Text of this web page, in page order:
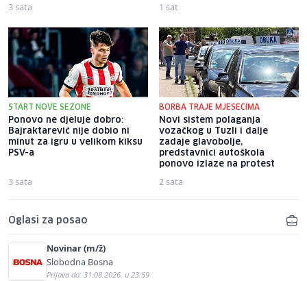
3 sata 1 sat
START NOVE SEZONE
Ponovo ne djeluje dobro:
Bajraktarević nije dobio ni
minut za igru u velikom kiksu
PSV-a
3 sata
BORBA TRAJE MJESECIMA
Novi sistem polaganja
vozačkog u Tuzli i dalje
zadaje glavobolje,
predstavnici autoškola
ponovo izlaze na protest
2 sata
Oglasi za posao
Novinar (m/ž)
Slobodna Bosna
Prijava do: 31.08.2026. u 23:59